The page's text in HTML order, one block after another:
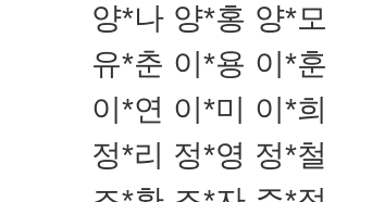
양*나 양*홍 양*모
유*춘 이*용 이*훈
이*연 이*미 이*희
정*리 정*영 정*철